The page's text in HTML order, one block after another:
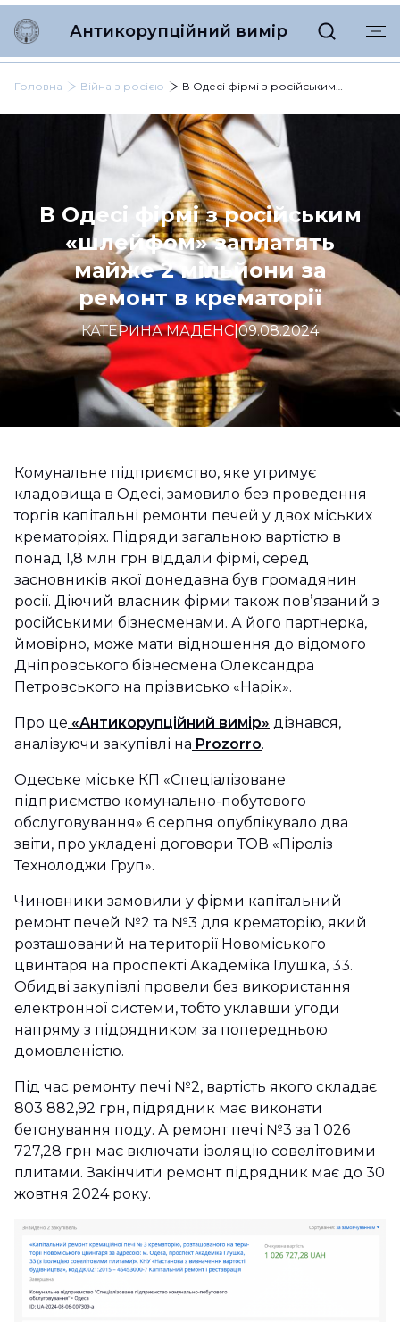
Антикорупційний вимір
Головна Війна з росією В Одесі фірмі з російським «шлейфом» заплатять майже 2 мільйони за ремонт в крематорії
В Одесі фірмі з російським
«шлейфом» заплатять
майже 2 мільйони за
ремонт в крематорії
КАТЕРИНА МАДЕНС|09.08.2024
Комунальне підприємство, яке утримує
кладовища в Одесі, замовило без проведення
торгів капітальні ремонти печей у двох міських
крематоріях. Підряди загальною вартістю в
понад 1,8 млн грн віддали фірмі, серед
засновників якої донедавна був громадянин
росії. Діючий власник фірми також повʼязаний з
російськими бізнесменами. А його партнерка,
ймовірно, може мати відношення до відомого
Дніпровського бізнесмена Олександра
Петровського на прізвисько «Нарік».
Про це «Антикорупційний вимір» дізнався,
аналізуючи закупівлі на Prozorro.
Одеське міське КП «Спеціалізоване
підприємство комунально-побутового
обслуговування» 6 серпня опублікувало два
звіти, про укладені договори ТОВ «Піроліз
Технолоджи Груп».
Чиновники замовили у фірми капітальний
ремонт печей №2 та №3 для крематорію, який
розташований на території Новоміського
цвинтаря на проспекті Академіка Глушка, 33.
Обидві закупівлі провели без використання
електронної системи, тобто уклавши угоди
напряму з підрядником за попередньою
домовленістю.
Під час ремонту печі №2, вартість якого складає
803 882,92 грн, підрядник має виконати
бетонування поду. А ремонт печі №3 за 1 026
727,28 грн має включати ізоляцію совелітовими
плитами. Закінчити ремонт підрядник має до 30
жовтня 2024 року.